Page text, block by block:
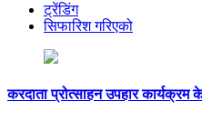
ट्रेंडिंग
सिफारिश गरिएको
करदाता प्रोत्साहन उपहार कार्यक्रम